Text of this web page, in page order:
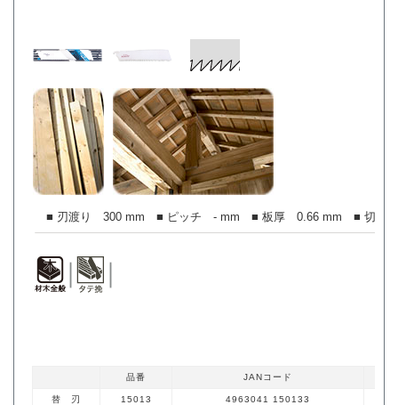
■ 刃渡り 300 mm ■ ピッチ - mm ■ 板厚 0.66 mm ■ 切り
品番 JANコード
替 刃 15013 4963041 150133